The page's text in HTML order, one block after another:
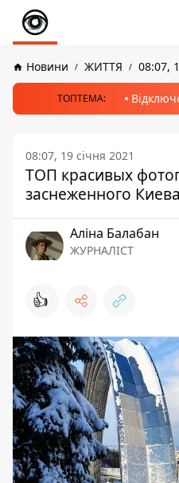
Новини ЖИТТЯ 08:07,
ТОПТЕМА:
08:07, 19 січня 2021
ТОП красивых
заснеженного
Аліна Балабан
ЖУРНАЛІСТ
👍